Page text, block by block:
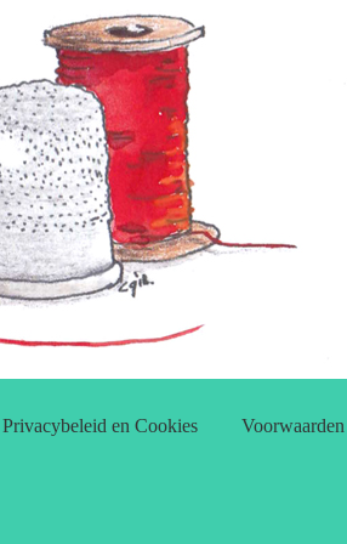
Privacybeleid en Cookies Voorwaarden